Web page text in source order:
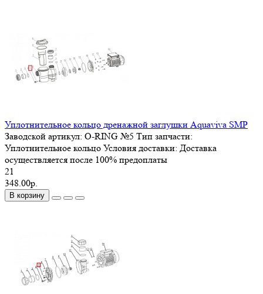
Уплотнительное кольцо дренажной заглушки Aquaviva SMP
Заводской артикул: O-RING №5 Тип запчасти:
Уплотнительное кольцо Условия доставки: Доставка
осуществляется после 100% предоплаты
21
348.00р.
В корзину